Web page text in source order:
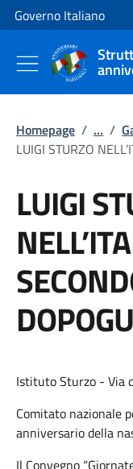
Vai al contenuto
Vai alla navigazione del
Governo Italiano
Homepage / ... /
LUIGI STURZO
LUIGI
Istituto Sturzo - Via
Comitato nazionale
anniversario della
Il Convegno